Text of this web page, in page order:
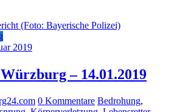
2019
– 14.01.2019
0 Kommentare Bedrohung,